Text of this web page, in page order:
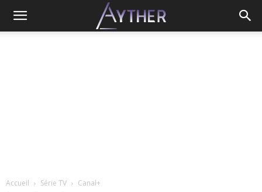
Accueil Série TV Canal+